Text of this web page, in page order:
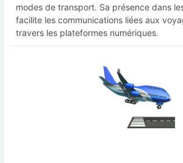
modes de transport. Sa présence dans
facilite les communications liées aux
travers les plateformes numériques.